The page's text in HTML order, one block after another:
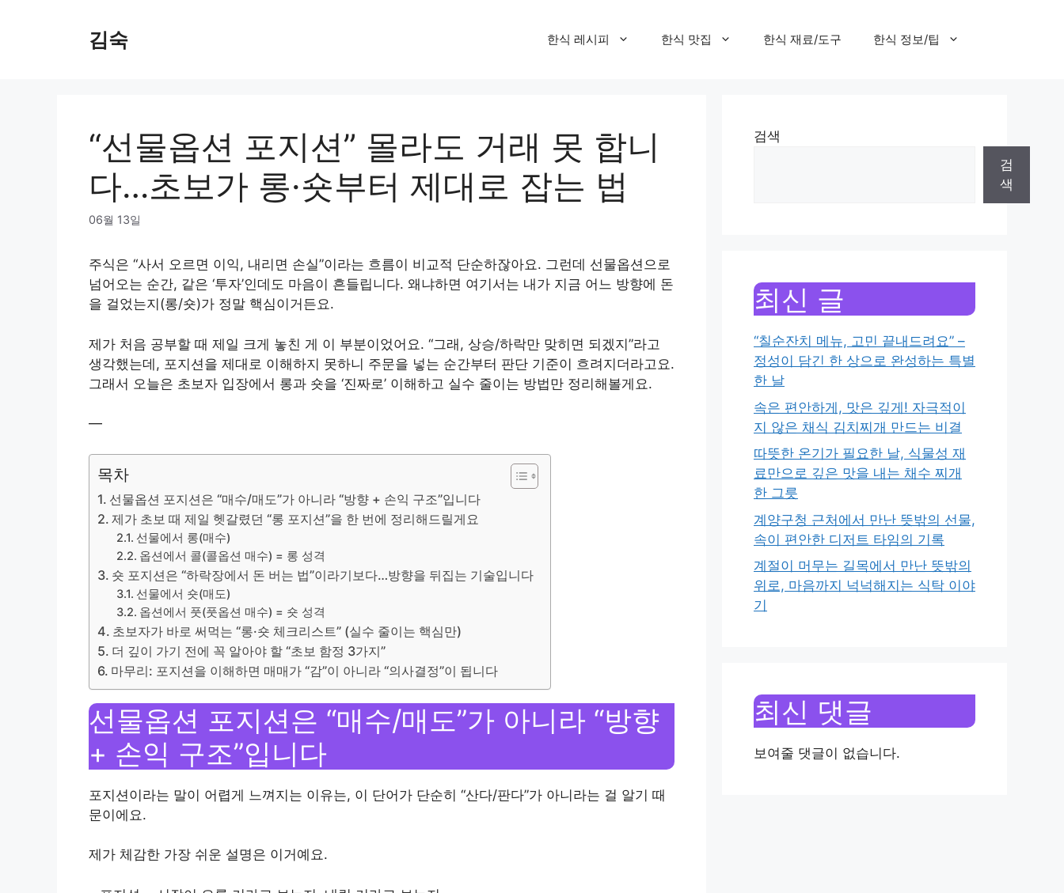
김숙 한식 레시피 한식 맛집 한식 재료/도구 한식 정보/팁
“선물옵션 포지션” 몰라도 거래 못 합니
다…초보가 롱·숏부터 제대로 잡는 법
06월 13일
주식은 “사서 오르면 이익, 내리면 손실”이라는 흐름이 비교적 단순하잖아요. 그런데 선물옵션으로
넘어오는 순간, 같은 ‘투자’인데도 마음이 흔들립니다. 왜냐하면 여기서는 내가 지금 어느 방향에 돈
을 걸었는지(롱/숏)가 정말 핵심이거든요.
제가 처음 공부할 때 제일 크게 놓친 게 이 부분이었어요. “그래, 상승/하락만 맞히면 되겠지”라고
생각했는데, 포지션을 제대로 이해하지 못하니 주문을 넣는 순간부터 판단 기준이 흐려지더라고요.
그래서 오늘은 초보자 입장에서 롱과 숏을 ‘진짜로’ 이해하고 실수 줄이는 방법만 정리해볼게요.
—
목차
선물옵션 포지션은 “매수/매도”가 아니라 “방향 + 손익 구조”입니다
제가 초보 때 제일 헷갈렸던 “롱 포지션”을 한 번에 정리해드릴게요
선물에서 롱(매수)
옵션에서 콜(콜옵션 매수) = 롱 성격
숏 포지션은 “하락장에서 돈 버는 법”이라기보다…방향을 뒤집는 기술입니다
선물에서 숏(매도)
옵션에서 풋(풋옵션 매수) = 숏 성격
초보자가 바로 써먹는 “롱·숏 체크리스트” (실수 줄이는 핵심만)
더 깊이 가기 전에 꼭 알아야 할 “초보 함정 3가지”
마무리: 포지션을 이해하면 매매가 “감”이 아니라 “의사결정”이 됩니다
선물옵션 포지션은 “매수/매도”가 아니라 “방향
+ 손익 구조”입니다
포지션이라는 말이 어렵게 느껴지는 이유는, 이 단어가 단순히 “산다/판다”가 아니라는 걸 알기 때
문이에요.
제가 체감한 가장 쉬운 설명은 이거예요.
검색
검
색
최신 글
“칠순잔치 메뉴, 고민 끝내드려요” –
정성이 담긴 한 상으로 완성하는 특별
한 날
속은 편안하게, 맛은 깊게! 자극적이
지 않은 채식 김치찌개 만드는 비결
따뜻한 온기가 필요한 날, 식물성 재
료만으로 깊은 맛을 내는 채수 찌개
한 그릇
계양구청 근처에서 만난 뜻밖의 선물,
속이 편안한 디저트 타임의 기록
계절이 머무는 길목에서 만난 뜻밖의
위로, 마음까지 넉넉해지는 식탁 이야
기
최신 댓글
보여줄 댓글이 없습니다.